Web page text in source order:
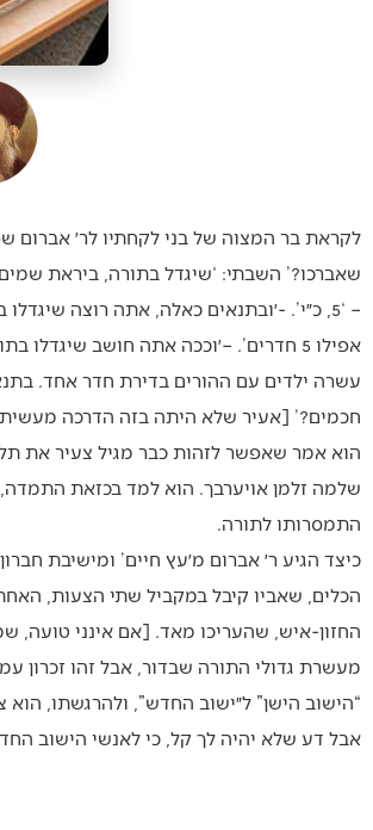
לקראת בר המצוה של בני לקחתיו לר׳ אברום
אפילו 5 חדרים’. –׳וככה אתה חושב
עשרה ילדים עם ההורים בדירת חדר אחד.
חכמים?’ [אעיר שלא היתה בזה הדרכה
הוא אמר שאפשר לזהות כבר מגיל צעיר את
שלמה זלמן אויערבך. הוא למד בכזאת התמדה,
התמסרותו לתורה.
כיצד הגיע ר׳ אברום מ׳עץ חיים’ ומישיבת
הכלים, שאביו קיבל במקביל שתי הצעות,
החזון-איש, שהעריכו מאד. [אם אינני טועה,
מעשרת גדולי התורה שבדור, אבל זהו זכרון
“הישוב הישן” ל״ישוב החדש”, ולהרגשתו,
אבל דע שלא יהיה לך קל, כי לאנשי הישוב